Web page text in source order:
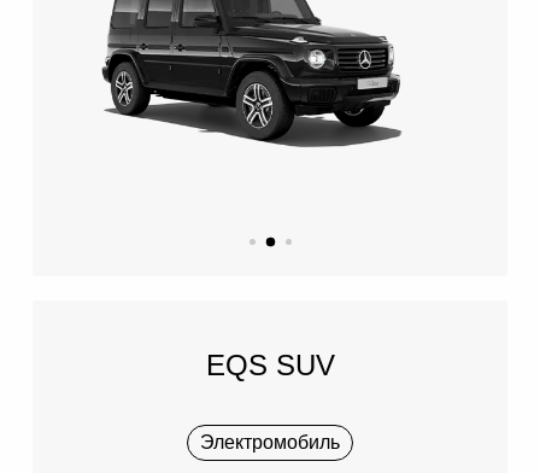
EQS SUV
Электромобиль